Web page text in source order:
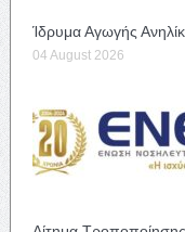
Ίδρυμα Αγωγής
04 August 2026